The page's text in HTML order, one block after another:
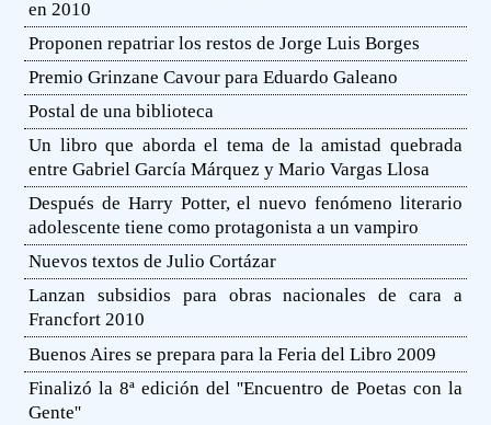
en 2010
Proponen repatriar los restos de Jorge Luis Borges
Premio Grinzane Cavour para Eduardo Galeano
Postal de una biblioteca
Un libro que aborda el tema de la amistad quebrada
entre Gabriel García Márquez y Mario Vargas Llosa
Después de Harry Potter, el nuevo fenómeno literario
adolescente tiene como protagonista a un vampiro
Nuevos textos de Julio Cortázar
Lanzan subsidios para obras nacionales de cara a
Francfort 2010
Buenos Aires se prepara para la Feria del Libro 2009
Finalizó la 8ª edición del ''Encuentro de Poetas con la
Gente''